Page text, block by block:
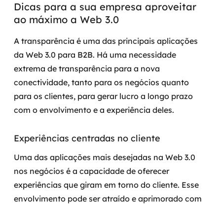
Dicas para a sua empresa aproveitar
ao máximo a Web 3.0
A transparência é uma das principais aplicações
da Web 3.0 para B2B. Há uma necessidade
extrema de transparência para a nova
conectividade, tanto para os negócios quanto
para os clientes, para gerar lucro a longo prazo
com o envolvimento e a experiência deles.
Experiências centradas no cliente
Uma das aplicações mais desejadas na Web 3.0
nos negócios é a capacidade de oferecer
experiências que giram em torno do cliente. Esse
envolvimento pode ser atraído e aprimorado com